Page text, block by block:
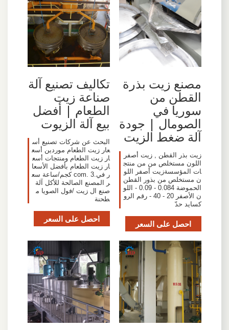
مصنع زيت بذرة
القطن من
سوريا في
الصومال | جودة
آلة ضغط الزيت
زيت بذر القطن , زيت أصفر
اللون مستخلص من من منتج
ات المؤسسةزيت أصفر اللو
ن مستخلص من بذور القطن
الحموضة 0.084 - 0.09 - اللو
ن الأصفر 20 - 40 - رقم الرو
كسايد حدّ
احصل على السعر
تكاليف تصنيع آلة
صناعة زيت
الطعام | أفضل
بيع آلة الزيوت
البحث عن شركات تصنيع أس
عار زيت الطعام موردين أسع
ار زيت الطعام ومنتجات أسع
ار زيت الطعام بأفضل الأسعا
ر في.com. 3 كجم/ساعة سع
ر المصنع الصالحة للأكل آلة
صنع ال زيت /فول الصويا م
طحنة
احصل على السعر